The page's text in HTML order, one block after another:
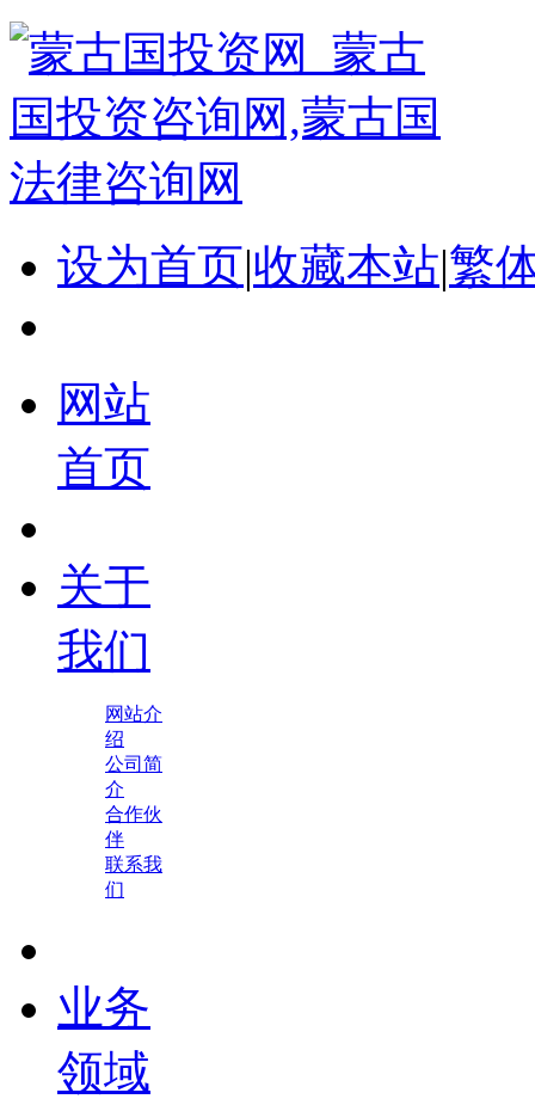
设为首页|收藏本站|繁
网站
首页
关于
我们
网站介
绍
公司简
介
合作伙
伴
联系我
们
业务
领域